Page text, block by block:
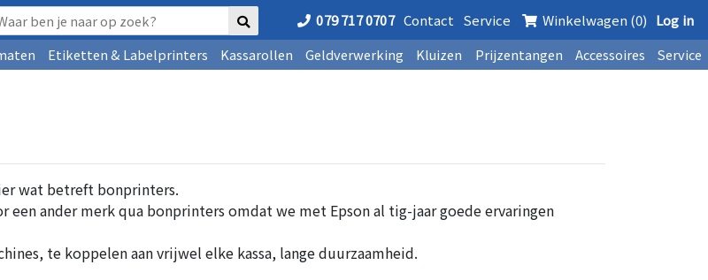
079 717 0707 Contact Service Winkelwagen (0) Log in
Etiketten & Labelprinters Kassarollen Geldverwerking Kluizen Prijzentangen Accessoires Service
wat betreft bonprinters.
ander merk qua bonprinters omdat we met Epson al tig-jaar goede ervaringen
te koppelen aan vrijwel elke kassa, lange duurzaamheid.